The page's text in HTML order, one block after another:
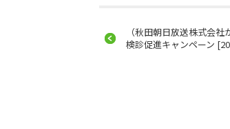
（秋田朝日放送株式会
検診促進キャンペーン